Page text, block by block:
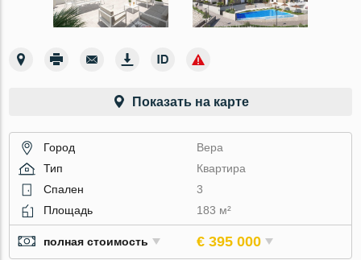
Показать на карте
Город
Вера
Тип
Квартира
Спален
3
Площадь
183 м²
полная стоимость € 395 000